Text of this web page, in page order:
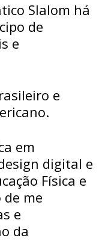
Slalom há
de
e
e
em
digital e
Física e
me
e
da